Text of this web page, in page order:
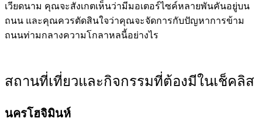
เวียดนาม คุณจะสังเกตเห็นว่ามีมอเตอร์ไซค์หลายพันคันอยู่บน
ถนน และคุณควรตัดสินใจว่าคุณจะจัดการกับปัญหาการข้าม
ถนนท่ามกลางความโกลาหลนี้อย่างไร
สถานที่เที่ยวและกิจกรรมที่ต้องมีในเช็คลิส
นครโฮจิมินห์